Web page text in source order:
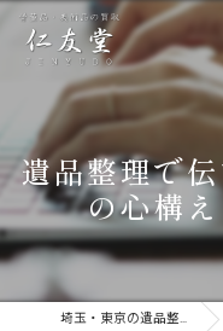
遺品整理で
の心構
埼玉・東京の遺品整理なら仁友堂